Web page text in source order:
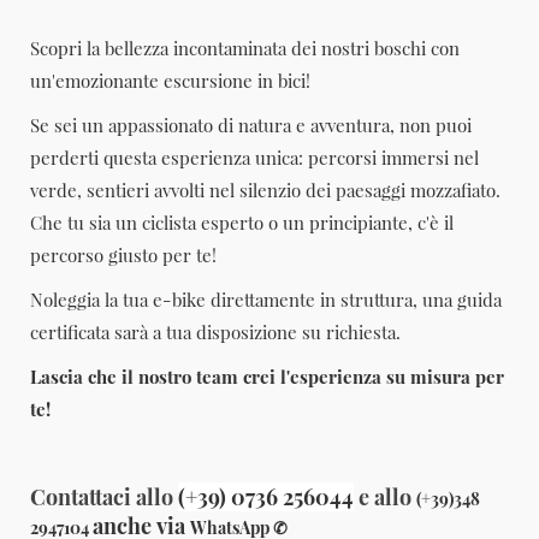
Scopri la bellezza incontaminata dei nostri boschi con
un'emozionante escursione in bici!
Se sei un appassionato di natura e avventura, non puoi
perderti questa esperienza unica: percorsi immersi nel
verde, sentieri avvolti nel silenzio dei paesaggi mozzafiato.
Che tu sia un ciclista esperto o un principiante, c'è il
percorso giusto per te!
Noleggia la tua e-bike direttamente in struttura, una guida
certificata sarà a tua disposizione su richiesta.
Lascia che il nostro team crei l'esperienza su misura per
te!
Contattaci allo(+39) 0736 256044 e allo (+39)348
2947104anche via WhatsApp✆